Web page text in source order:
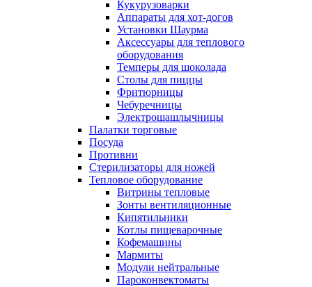
Кукурузоварки
Аппараты для хот-догов
Установки Шаурма
Аксессуары для теплового
оборудования
Темперы для шоколада
Столы для пиццы
Фритюрницы
Чебуречницы
Электрошашлычницы
Палатки торговые
Посуда
Противни
Стерилизаторы для ножей
Тепловое оборудование
Витрины тепловые
Зонты вентиляционные
Кипятильники
Котлы пищеварочные
Кофемашины
Мармиты
Модули нейтральные
Пароконвектоматы